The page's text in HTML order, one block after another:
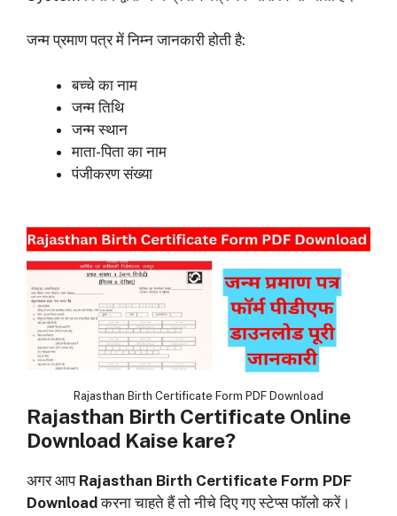
जन्म प्रमाण पत्र में निम्न जानकारी होती है:
बच्चे का नाम
जन्म तिथि
जन्म स्थान
माता-पिता का नाम
पंजीकरण संख्या
Rajasthan Birth Certificate Form PDF Download
Rajasthan Birth Certificate Online
Download Kaise kare?
अगर आप Rajasthan Birth Certificate Form PDF
Download करना चाहते हैं तो नीचे दिए गए स्टेप्स फॉलो करें।